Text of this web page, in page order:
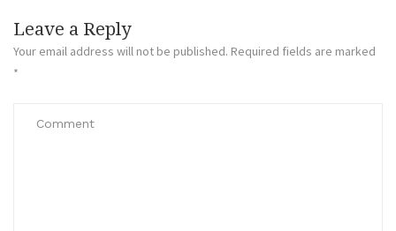
Leave a Reply
Your email address will not be published. Required fields are marked
*